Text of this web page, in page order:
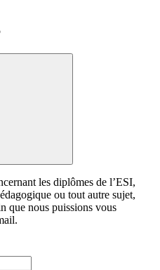
les diplômes de l’ESI,
ou tout autre sujet,
que nous puissions vous